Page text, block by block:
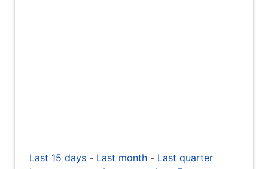
Last 15 days - Last month - Last quarter